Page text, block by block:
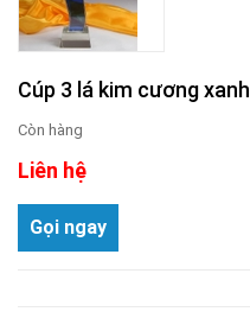
Cúp 3 lá kim cương xanh
Còn hàng
Liên hệ
Gọi ngay